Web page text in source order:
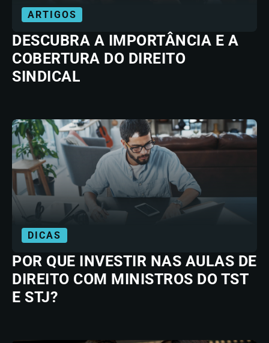
ARTIGOS
DESCUBRA A IMPORTÂNCIA E A
COBERTURA DO DIREITO
SINDICAL
DICAS
POR QUE INVESTIR NAS AULAS DE
DIREITO COM MINISTROS DO TST
E STJ?